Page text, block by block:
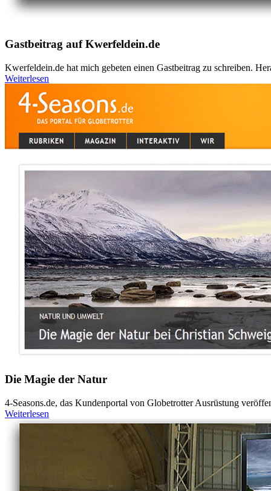
Gastbeitrag auf Kwerfeldein.de
Kwerfeldein.de hat mich gebeten einen Gastbeitrag zu schreiben.
Weiterlesen
Die Magie der Natur
4-Seasons.de, das Kundenportal von Globetrotter Ausrüstung
Weiterlesen